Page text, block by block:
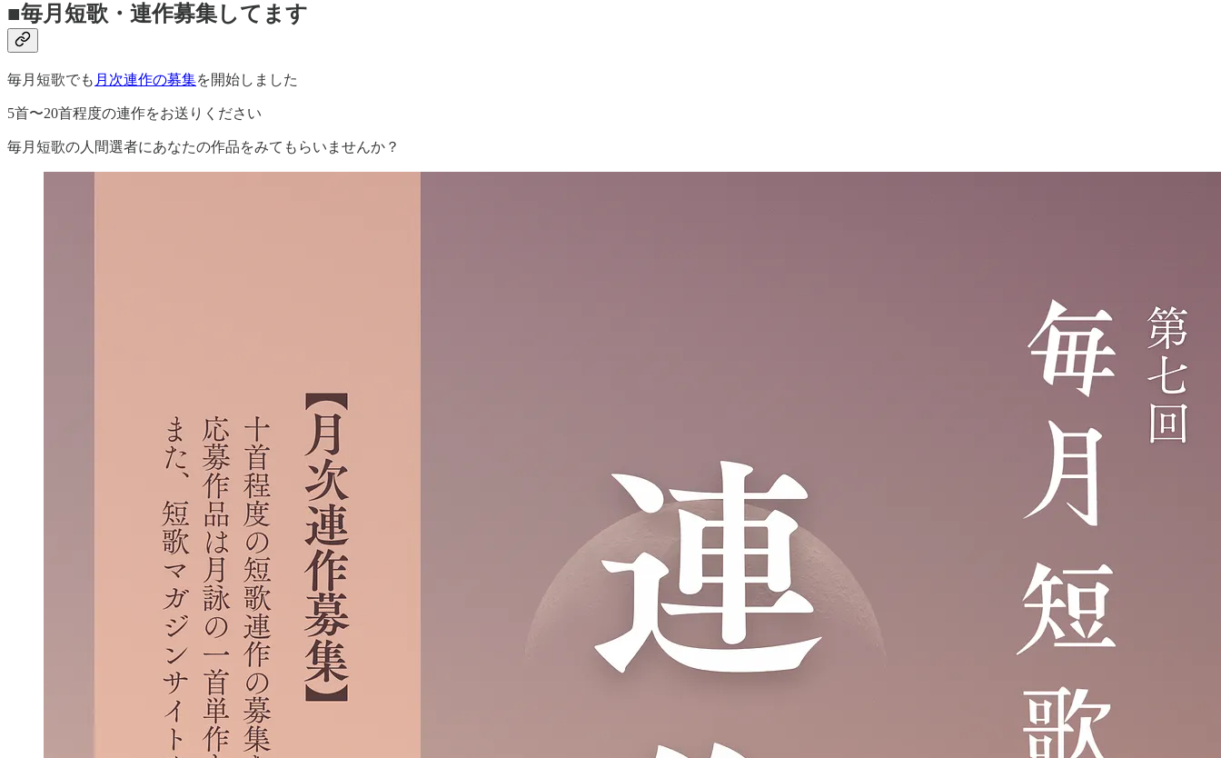
■毎月短歌・連作募集してます
毎月短歌でも 月次連作の募集を開始しました
5首〜20首程度の連作をお送りください
毎月短歌の人間選者にあなたの作品をみてもらいませんか？